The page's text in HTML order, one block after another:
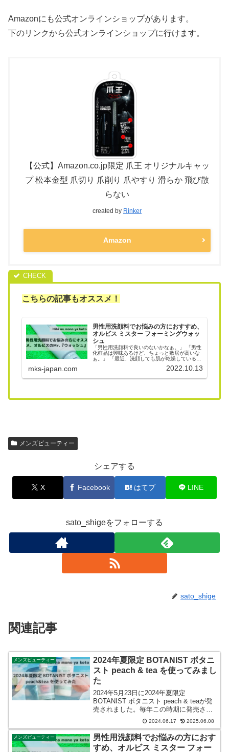
Amazonにも公式オンラインショップがあります。
下のリンクから公式オンラインショップに行けます。
【公式】Amazon.co.jp限定 爪王 オリジナルキャッ
プ 松本金型 爪切り 爪削り 爪やすり 滑らか 飛び散
らない
created by Rinker
Amazon
こちらの記事もオススメ！
男性用洗顔料でお悩みの方におすすめ、
オルビス ミスター フォーミングウォッ
シュ
「男性用洗顔料で良いのないかなぁ。」 「男性
化粧品は興味あるけど、ちょっと敷居が高いな
ぁ。」 「最近、洗顔しても肌が乾燥しているな
が、オルビス ミスター フォーミングウォッシュ
す。
mks-japan.com 2022.10.13
メンズビューティー
シェアする
X Facebook はてブ LINE
sato_shigeをフォローする
sato_shige
関連記事
メンズビューティー
2024年夏限定 BOTANIST ボタニ
スト peach & tea を使ってみまし
た
2024年5月23日に2024年夏限定
BOTANIST ボタニスト peach & teaが発
売されました。毎年この時期に発売され
る夏限定商品 BOTANIST ボタニスト
peach & tea を実際に使ってみました。
2024.06.17 2025.06.08
メンズビューティー
男性用洗顔料でお悩みの方におす
すめ、オルビス ミスター フォー